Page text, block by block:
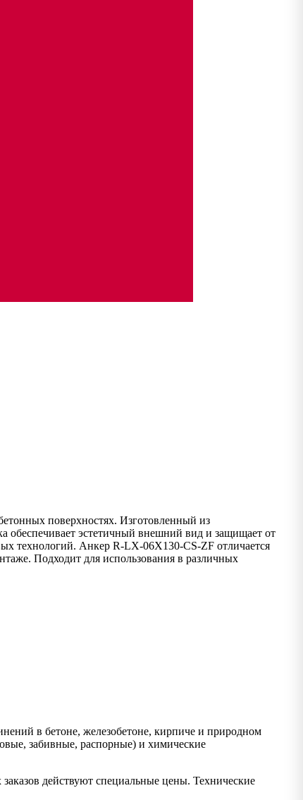
поверхностях. Изготовленный из
обеспечивает эстетичный внешний вид и защищает от
технологий. Анкер R-LX-06X130-CS-ZF отличается
Подходит для использования в различных
в бетоне, железобетоне, кирпиче и природном
забивные, распорные) и химические
действуют специальные цены. Технические